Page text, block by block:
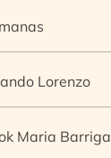
Lorenzo
Maria Barriga